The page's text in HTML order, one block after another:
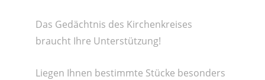
Das Gedächtnis des Kirchenkreises
braucht Ihre Unterstützung!
Liegen Ihnen bestimmte Stücke besonders